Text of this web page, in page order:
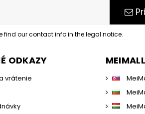
find our contact info in the legal notice.
ODKAZY
vrátenie